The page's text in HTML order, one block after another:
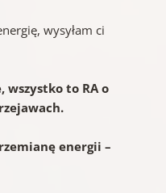
wysyłam ci
wszystko to RA o
energii –